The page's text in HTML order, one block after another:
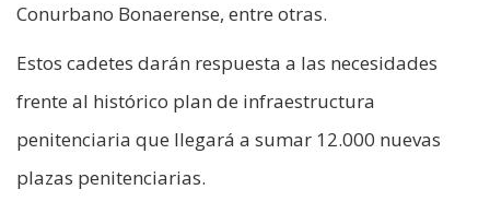
Conurbano Bonaerense, entre otras.
Estos cadetes darán respuesta a las necesidades
frente al histórico plan de infraestructura
penitenciaria que llegará a sumar 12.000 nuevas
plazas penitenciarias.